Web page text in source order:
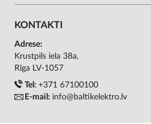
KONTAKTI
Adrese:
Krustpils iela 38a,
Rīga LV-1057
Tel: +371 67100100
E-mail: info@baltikelektro.lv